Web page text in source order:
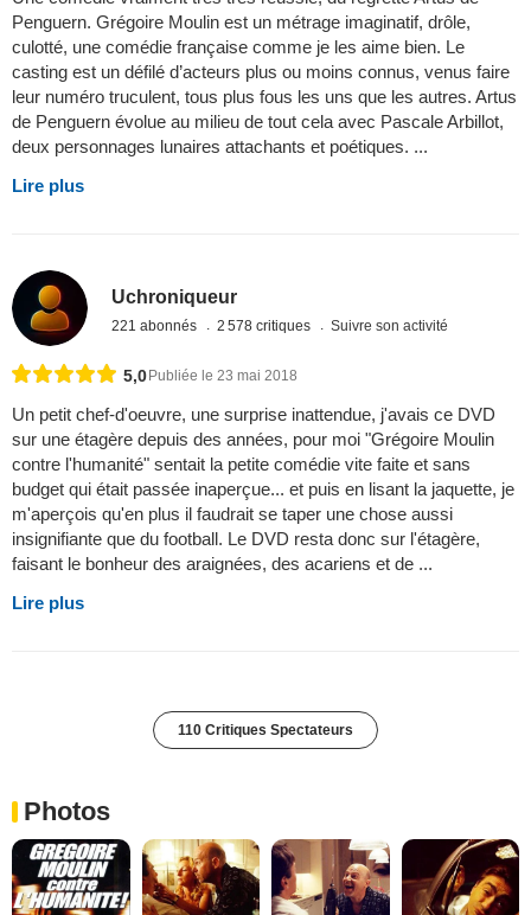
Penguern. Grégoire Moulin est un métrage imaginatif, drôle,
culotté, une comédie française comme je les aime bien. Le
casting est un défilé d’acteurs plus ou moins connus, venus faire
leur numéro truculent, tous plus fous les uns que les autres. Artus
de Penguern évolue au milieu de tout cela avec Pascale Arbillot,
deux personnages lunaires attachants et poétiques. ...
Lire plus
Uchroniqueur
221 abonnés 2 578 critiques Suivre son activité
5,0 Publiée le 23 mai 2018
Un petit chef-d'oeuvre, une surprise inattendue, j'avais ce DVD
sur une étagère depuis des années, pour moi "Grégoire Moulin
contre l'humanité" sentait la petite comédie vite faite et sans
budget qui était passée inaperçue... et puis en lisant la jaquette, je
m'aperçois qu'en plus il faudrait se taper une chose aussi
insignifiante que du football. Le DVD resta donc sur l'étagère,
faisant le bonheur des araignées, des acariens et de ...
Lire plus
110 Critiques Spectateurs
Photos